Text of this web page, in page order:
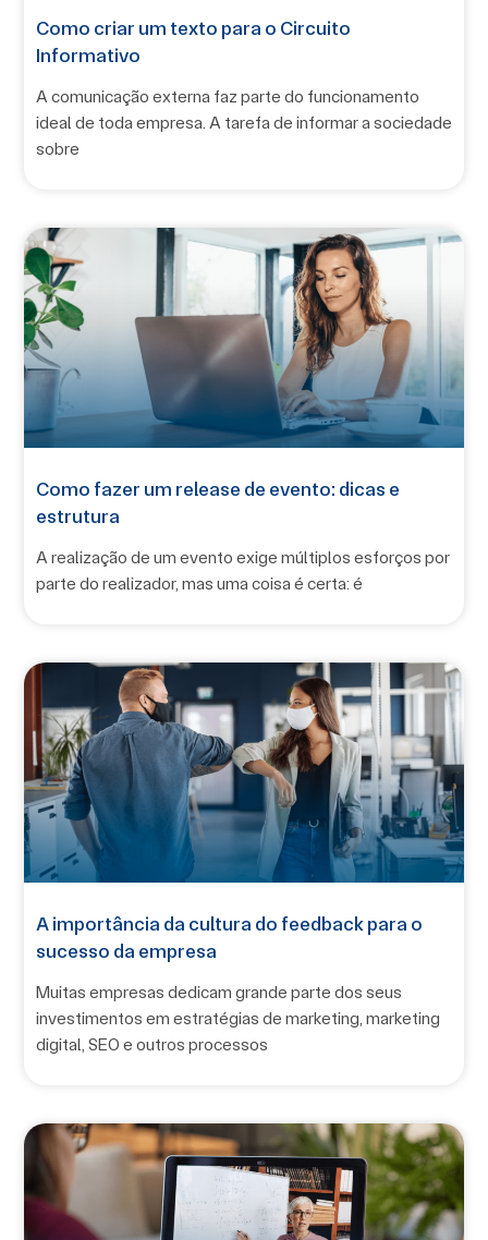
Como criar um texto para o Circuito
Informativo
A comunicação externa faz parte do funcionamento
ideal de toda empresa. A tarefa de informar a sociedade
sobre
Como fazer um release de evento: dicas e
estrutura
A realização de um evento exige múltiplos esforços por
parte do realizador, mas uma coisa é certa: é
A importância da cultura do feedback para o
sucesso da empresa
Muitas empresas dedicam grande parte dos seus
investimentos em estratégias de marketing, marketing
digital, SEO e outros processos